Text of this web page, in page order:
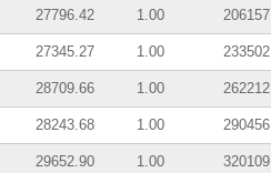
27796.42 1.00
27345.27 1.00
28709.66 1.00
28243.68 1.00
29652.90 1.00